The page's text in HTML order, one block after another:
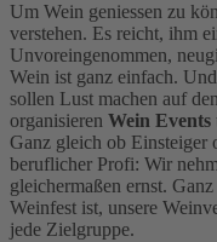
Um Wein geniessen zu
verstehen. Es reicht, ihm
Unvoreingenommen,
Wein ist ganz einfach.
sollen Lust machen auf
organisieren Wein Events
Ganz gleich ob Einsteiger
beruflicher Profi: Wir
gleichermaßen ernst.
Weinfest ist, unsere
jede Zielgruppe.